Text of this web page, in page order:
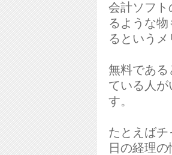
会計ソフ
るような
るという
無料であ
ている人
す。
たとえば
日の経理